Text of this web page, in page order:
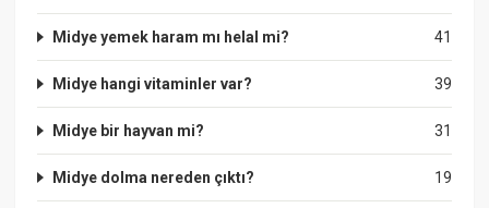
41
Midye yemek haram mı helal mi?
39
Midye hangi vitaminler var?
31
Midye bir hayvan mi?
19
Midye dolma nereden çıktı?